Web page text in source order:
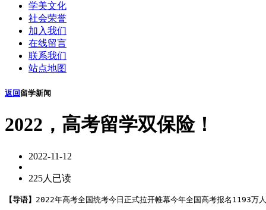
学美文化
社会荣誉
加入我们
在线留言
联系我们
站点地图
返回 留学新闻
2022，高考留学双保险！
2022-11-12
225人已读
【导语】 2022年高考全国统考今日正式拉开帷幕今年全国高考报名1193